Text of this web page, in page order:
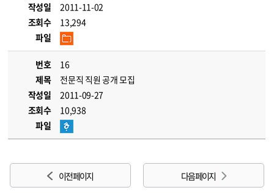
작성일
2011-11-02
조회수
13,294
파일
번호
16
제목
전문직 직원 공개 모집
작성일
2011-09-27
조회수
10,938
파일
이전 페이지 다음 페이지